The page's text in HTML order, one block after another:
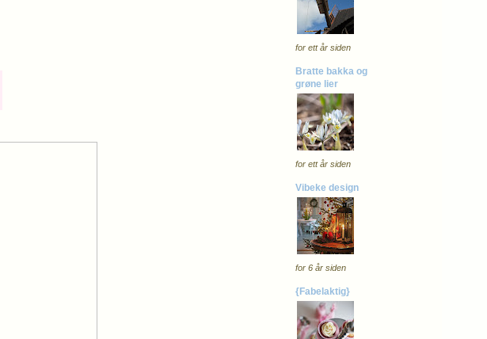
for ett år siden
Bratte bakka og
grøne lier
for ett år siden
Vibeke design
for 6 år siden
{Fabelaktig}